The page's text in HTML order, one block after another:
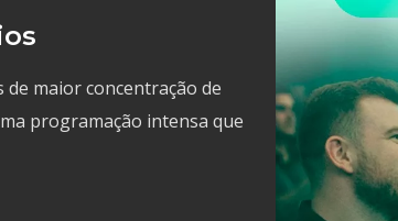
maior concentração de
programação intensa que